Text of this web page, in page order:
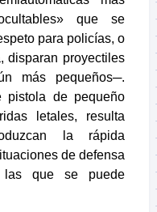
que se
para policías, o
disparan proyectiles
más pequeños─.
pistola de pequeño
letales, resulta
la rápida
de defensa
las que se puede